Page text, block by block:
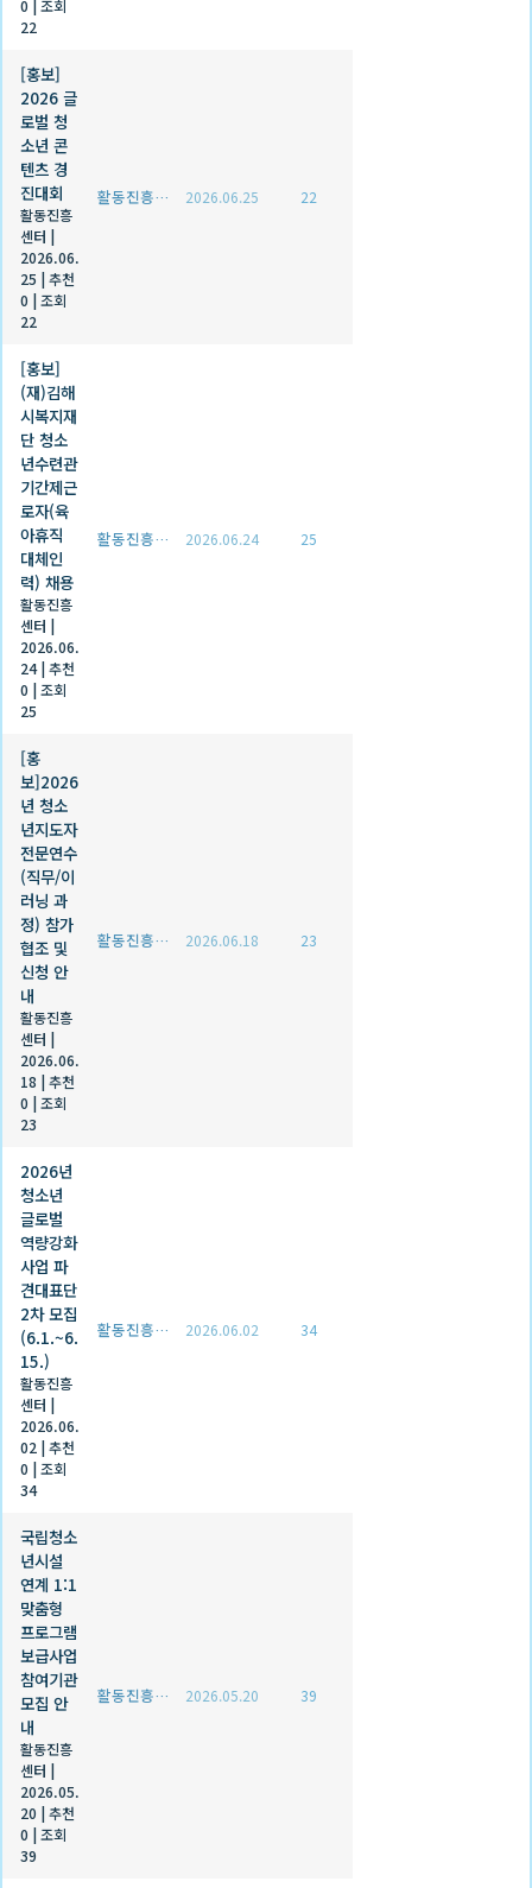
0
조회
22
[홍보]
2026 글
로벌 청
소년 콘
텐츠 경
진대회
활동진흥
센터 |
2026.06.
25 |추천
0 |조회
22
활동진흥센터 2026.06.25 22
[홍보]
(재)김해
시복지재
단 청소
년수련관
기간제근
로자(육
아휴직
대체인
력) 채용
활동진흥
센터 |
2026.06.
24 |추천
0 |조회
25
활동진흥센터 2026.06.24 25
[홍
보]2026
년 청소
년지도자
전문연수
(직무/이
러닝 과
정) 참가
협조 및
신청 안
내
활동진흥
센터 |
2026.06.
18 |추천
0 |조회
23
활동진흥센터 2026.06.18 23
2026년
청소년
글로벌
역량강화
사업 파
견대표단
2차 모집
(6.1.~6.
15.)
활동진흥
센터 |
2026.06.
02 |추천
0 |조회
34
활동진흥센터 2026.06.02 34
국립청소
년시설
연계 1:1
맞춤형
프로그램
보급사업
참여기관
모집 안
내
활동진흥
센터 |
2026.05.
20 |추천
0 |조회
39
활동진흥센터 2026.05.20 39